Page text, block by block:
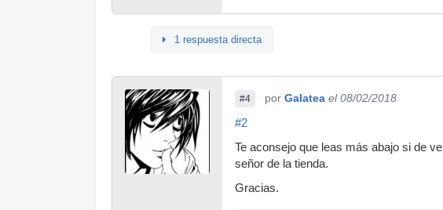
1 respuesta directa
#4 por Galatea el 08/02/2018
#2
Te aconsejo que leas más abajo si de
señor de la tienda.
Gracias.